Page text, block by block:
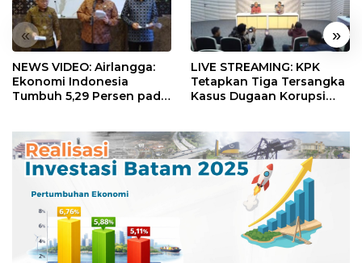
« »
NEWS VIDEO: Airlangga:
Ekonomi Indonesia
Tumbuh 5,29 Persen pada
LIVE STREAMING: KPK
Tetapkan Tiga Tersangka
Kasus Dugaan Korupsi